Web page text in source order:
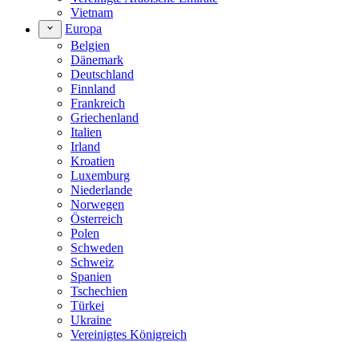
Vietnam
Europa
Belgien
Dänemark
Deutschland
Finnland
Frankreich
Griechenland
Italien
Irland
Kroatien
Luxemburg
Niederlande
Norwegen
Österreich
Polen
Schweden
Schweiz
Spanien
Tschechien
Türkei
Ukraine
Vereinigtes Königreich